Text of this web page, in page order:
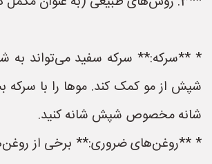
* **سرکه:** سرکه سفید می‌تواند به
شپش از مو کمک کند. موها را با سرکه
شانه مخصوص شپش شانه کنید.
* **روغن‌های ضروری:** برخی از